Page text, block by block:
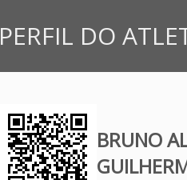
PERFIL DO
BRUNO